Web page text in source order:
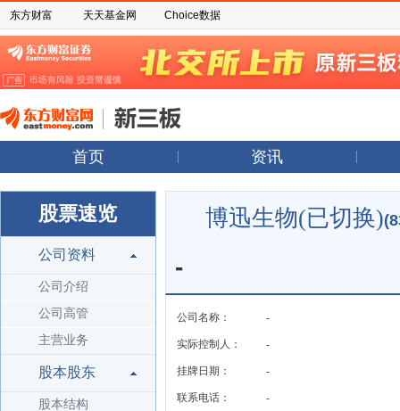
东方财富 天天基金网 Choice数据
首页 资讯
股票速览
公司资料
公司介绍
公司高管
主营业务
股本股东
股本结构
博迅生物(已切换)
-
公司名称： -
实际控制人： -
挂牌日期： -
联系电话： -